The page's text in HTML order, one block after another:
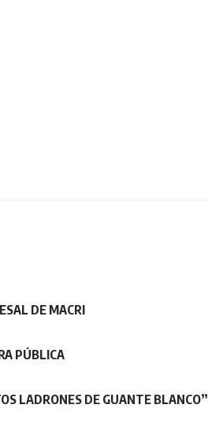
DE MACRI
PÚBLICA
LADRONES DE GUANTE BLANCO”